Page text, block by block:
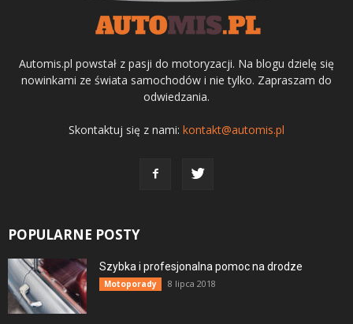
Automis.pl powstał z pasji do motoryzacji. Na blogu dzielę się
nowinkami ze świata samochodów i nie tylko. Zapraszam do
odwiedzania.
Skontaktuj się z nami: kontakt@automis.pl
POPULARNE POSTY
Szybka i profesjonalna pomoc na drodze
Motoporady 8 lipca 2018